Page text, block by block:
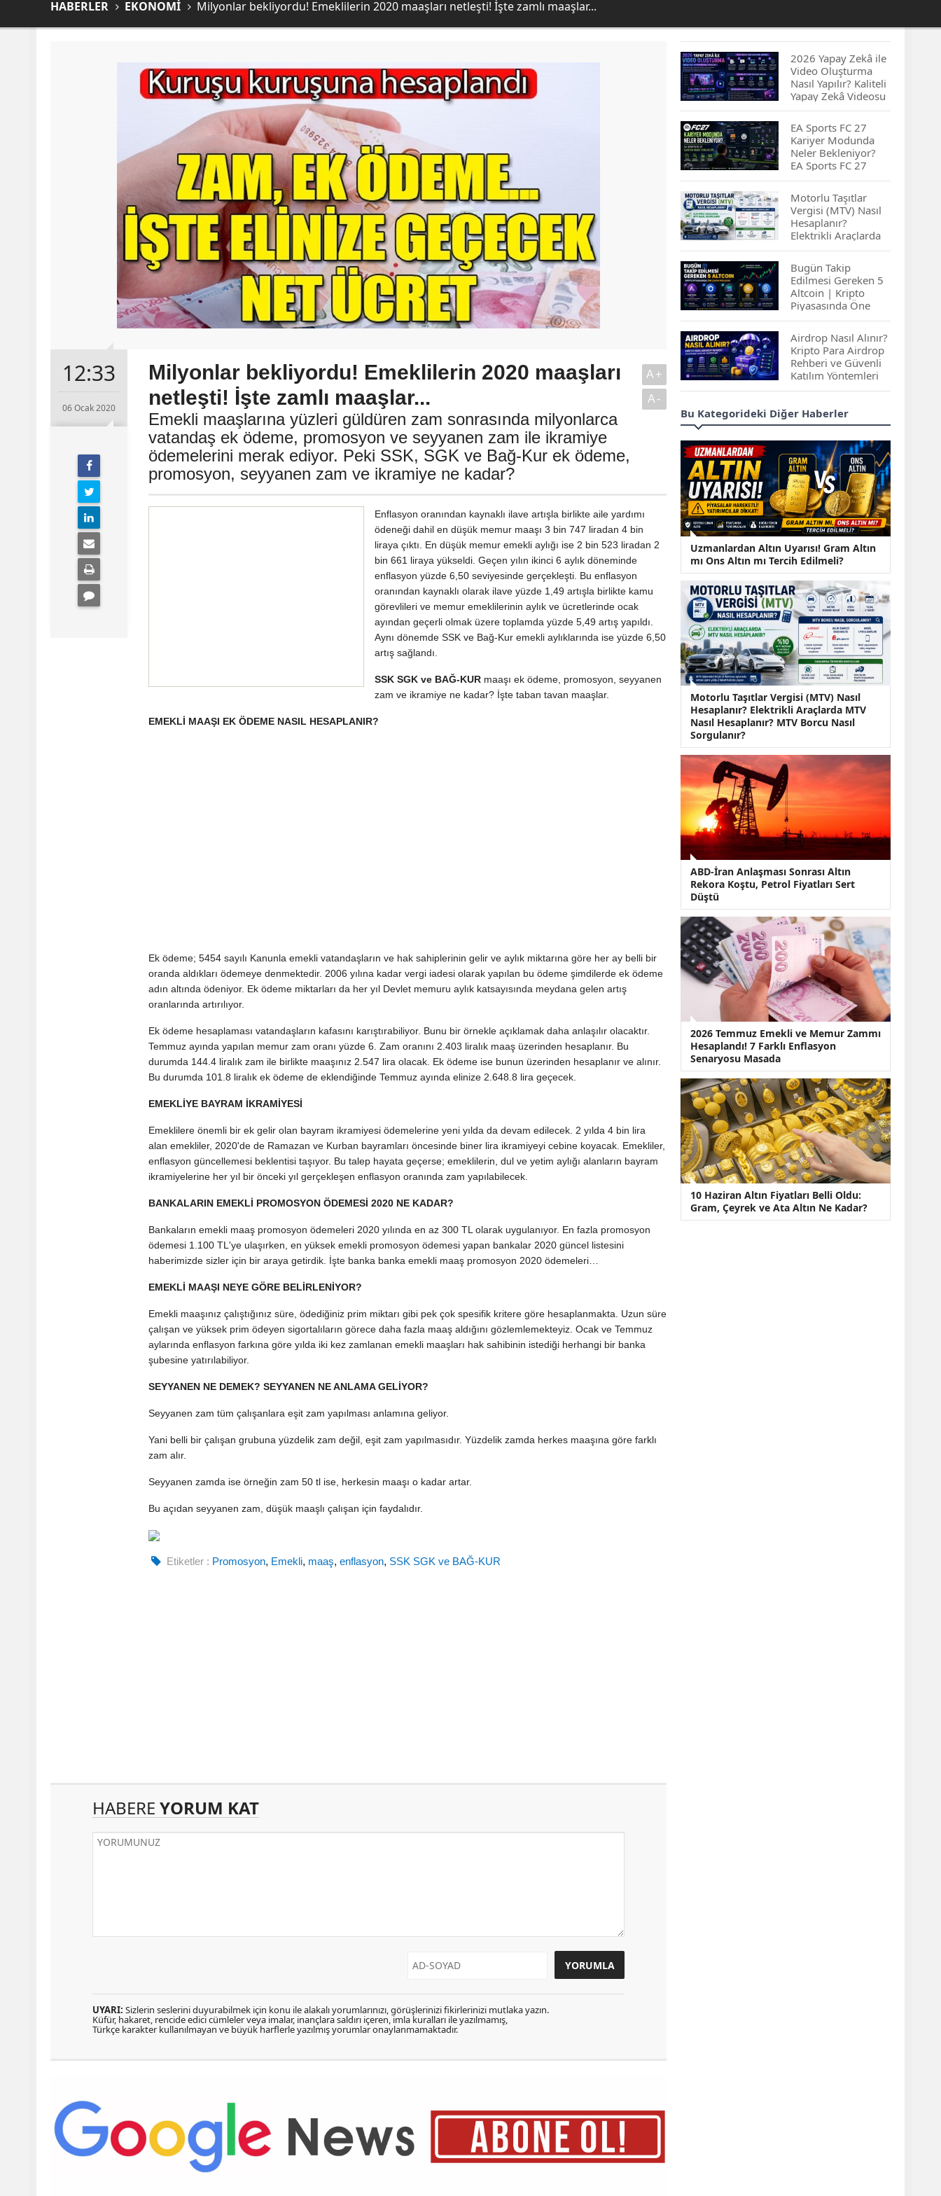
HABERLER EKONOMİ Milyonlar bekliyordu! Emeklilerin 2020 maaşları netleşti! İşte zamlı maaşlar...
12:33
06 Ocak 2020
Milyonlar bekliyordu! Emeklilerin 2020 maaşları
netleşti! İşte zamlı maaşlar...
Emekli maaşlarına yüzleri güldüren zam sonrasında milyonlarca
vatandaş ek ödeme, promosyon ve seyyanen zam ile ikramiye
ödemelerini merak ediyor. Peki SSK, SGK ve Bağ-Kur ek ödeme,
promosyon, seyyanen zam ve ikramiye ne kadar?
A+
A-
Enflasyon oranından kaynaklı ilave artışla birlikte aile yardımı
ödeneği dahil en düşük memur maaşı 3 bin 747 liradan 4 bin
liraya çıktı. En düşük memur emekli aylığı ise 2 bin 523 liradan 2
bin 661 liraya yükseldi. Geçen yılın ikinci 6 aylık döneminde
enflasyon yüzde 6,50 seviyesinde gerçekleşti. Bu enflasyon
oranından kaynaklı olarak ilave yüzde 1,49 artışla birlikte kamu
görevlileri ve memur emeklilerinin aylık ve ücretlerinde ocak
ayından geçerli olmak üzere toplamda yüzde 5,49 artış yapıldı.
Aynı dönemde SSK ve Bağ-Kur emekli aylıklarında ise yüzde 6,50
artış sağlandı.
SSK SGK ve BAĞ-KUR maaşı ek ödeme, promosyon, seyyanen
zam ve ikramiye ne kadar? İşte taban tavan maaşlar.
EMEKLİ MAAŞI EK ÖDEME NASIL HESAPLANIR?
Ek ödeme; 5454 sayılı Kanunla emekli vatandaşların ve hak sahiplerinin gelir ve aylık miktarına göre her ay belli bir
oranda aldıkları ödemeye denmektedir. 2006 yılına kadar vergi iadesi olarak yapılan bu ödeme şimdilerde ek ödeme
adın altında ödeniyor. Ek ödeme miktarları da her yıl Devlet memuru aylık katsayısında meydana gelen artış
oranlarında artırılıyor.
Ek ödeme hesaplaması vatandaşların kafasını karıştırabiliyor. Bunu bir örnekle açıklamak daha anlaşılır olacaktır.
Temmuz ayında yapılan memur zam oranı yüzde 6. Zam oranını 2.403 liralık maaş üzerinden hesaplanır. Bu
durumda 144.4 liralık zam ile birlikte maaşınız 2.547 lira olacak. Ek ödeme ise bunun üzerinden hesaplanır ve alınır.
Bu durumda 101.8 liralık ek ödeme de eklendiğinde Temmuz ayında elinize 2.648.8 lira geçecek.
EMEKLİYE BAYRAM İKRAMİYESİ
Emeklilere önemli bir ek gelir olan bayram ikramiyesi ödemelerine yeni yılda da devam edilecek. 2 yılda 4 bin lira
alan emekliler, 2020'de de Ramazan ve Kurban bayramları öncesinde biner lira ikramiyeyi cebine koyacak. Emekliler,
enflasyon güncellemesi beklentisi taşıyor. Bu talep hayata geçerse; emeklilerin, dul ve yetim aylığı alanların bayram
ikramiyelerine her yıl bir önceki yıl gerçekleşen enflasyon oranında zam yapılabilecek.
BANKALARIN EMEKLİ PROMOSYON ÖDEMESİ 2020 NE KADAR?
Bankaların emekli maaş promosyon ödemeleri 2020 yılında en az 300 TL olarak uygulanıyor. En fazla promosyon
ödemesi 1.100 TL'ye ulaşırken, en yüksek emekli promosyon ödemesi yapan bankalar 2020 güncel listesini
haberimizde sizler için bir araya getirdik. İşte banka banka emekli maaş promosyon 2020 ödemeleri…
EMEKLİ MAAŞI NEYE GÖRE BELİRLENİYOR?
Emekli maaşınız çalıştığınız süre, ödediğiniz prim miktarı gibi pek çok spesifik kritere göre hesaplanmakta. Uzun süre
çalışan ve yüksek prim ödeyen sigortalıların görece daha fazla maaş aldığını gözlemlemekteyiz. Ocak ve Temmuz
aylarında enflasyon farkına göre yılda iki kez zamlanan emekli maaşları hak sahibinin istediği herhangi bir banka
şubesine yatırılabiliyor.
SEYYANEN NE DEMEK? SEYYANEN NE ANLAMA GELİYOR?
Seyyanen zam tüm çalışanlara eşit zam yapılması anlamına geliyor.
Yani belli bir çalışan grubuna yüzdelik zam değil, eşit zam yapılmasıdır. Yüzdelik zamda herkes maaşına göre farklı
zam alır.
Seyyanen zamda ise örneğin zam 50 tl ise, herkesin maaşı o kadar artar.
Bu açıdan seyyanen zam, düşük maaşlı çalışan için faydalıdır.
Etiketler : Promosyon, Emekli, maaş,enflasyon, SSK SGK ve BAĞ-KUR
HABERE YORUM KAT
UYARI: Sizlerin seslerini duyurabilmek için konu ile alakalı yorumlarınızı, görüşlerinizi fikirlerinizi mutlaka yazın.
Küfür, hakaret, rencide edici cümleler veya imalar, inançlara saldırı içeren, imla kuralları ile yazılmamış,
Türkçe karakter kullanılmayan ve büyük harflerle yazılmış yorumlar onaylanmamaktadır.
2026 Yapay Zekâ ile
Video Oluşturma
Nasıl Yapılır? Kaliteli
Yapay Zekâ Videosu
Hazırlamanın
İpuçları...
EA Sports FC 27
Kariyer Modunda
Neler Bekleniyor?
EA Sports FC 27
Kariyer Modu
Yenilikleri…
Motorlu Taşıtlar
Vergisi (MTV) Nasıl
Hesaplanır?
Elektrikli Araçlarda
MTV Nasıl
Hesaplanır? MTV
Borcu Nasıl
Sorgulanır?
Bugün Takip
Edilmesi Gereken 5
Altcoin | Kripto
Piyasasında Öne
Çıkan Projeler
Airdrop Nasıl Alınır?
Kripto Para Airdrop
Rehberi ve Güvenli
Katılım Yöntemleri
Spot ve Vadeli İşlem
Arasındaki Farklar |
İçin Daha Uygun?
ABD-İran Anlaşması
Sonrası Altın Rekora
Koştu, Petrol
Fiyatları Sert Düştü
Temmuz 2026 Maaş
Zammı Netleşiyor!
Memur, Emekli ve
Sosyal Yardımlarda
Yeni Oranlar
KOSGEB’den
KOBİ’lere Dev
Finansman Hamlesi:
36 Ay Vadeli 30
Milyon TL Destek
Emekli Maaşlarında
Temmuz Hesabı:
Zam Oranı ve Taban
Aylık İçin Yeni
Bu Kategorideki Diğer Haberler
Uzmanlardan Altın Uyarısı! Gram Altın
mı Ons Altın mı Tercih Edilmeli?
Motorlu Taşıtlar Vergisi (MTV) Nasıl
Hesaplanır? Elektrikli Araçlarda MTV
Nasıl Hesaplanır? MTV Borcu Nasıl
Sorgulanır?
ABD-İran Anlaşması Sonrası Altın
Rekora Koştu, Petrol Fiyatları Sert
Düştü
2026 Temmuz Emekli ve Memur Zammı
Hesaplandı! 7 Farklı Enflasyon
Senaryosu Masada
10 Haziran Altın Fiyatları Belli Oldu:
Gram, Çeyrek ve Ata Altın Ne Kadar?